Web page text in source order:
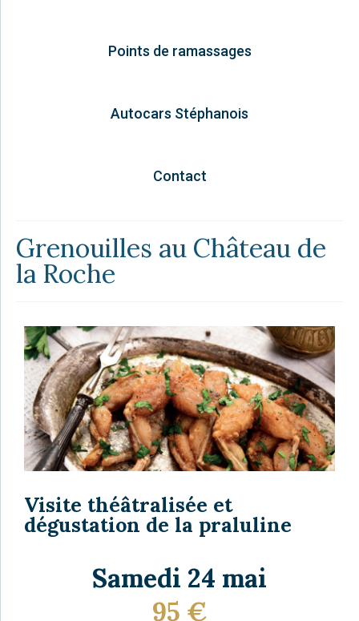
Points de ramassages
Autocars Stéphanois
Contact
Grenouilles au Château de
la Roche
Visite théâtralisée et
dégustation de la praluline
Samedi 24 mai
95 €